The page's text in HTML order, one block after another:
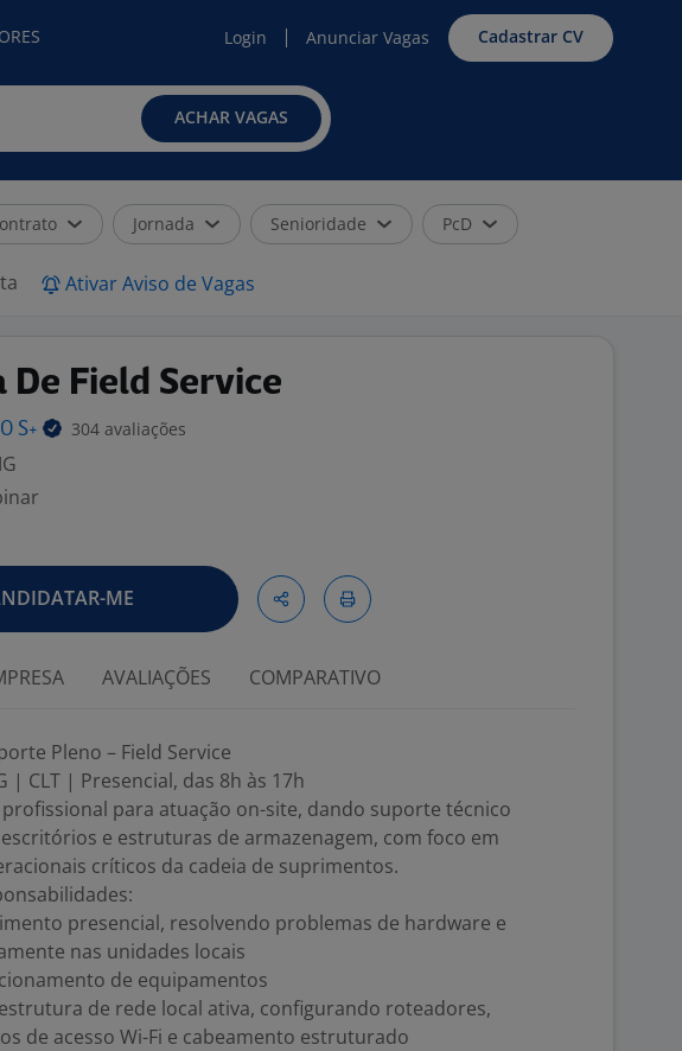
Login Anunciar Vagas Cadastrar CV
ACHAR VAGAS
Jornada Senioridade PcD
Ativar Aviso de Vagas
De Field Service
S+ 304 avaliações
ME
AVALIAÇÕES COMPARATIVO
Pleno – Field Service
| CLT | Presencial, das 8h às 17h
para atuação on-site, dando suporte técnico
e estruturas de armazenagem, com foco em
críticos da cadeia de suprimentos.
presencial, resolvendo problemas de hardware e
nas unidades locais
de equipamentos
de rede local ativa, configurando roteadores,
de acesso Wi-Fi e cabeamento estruturado